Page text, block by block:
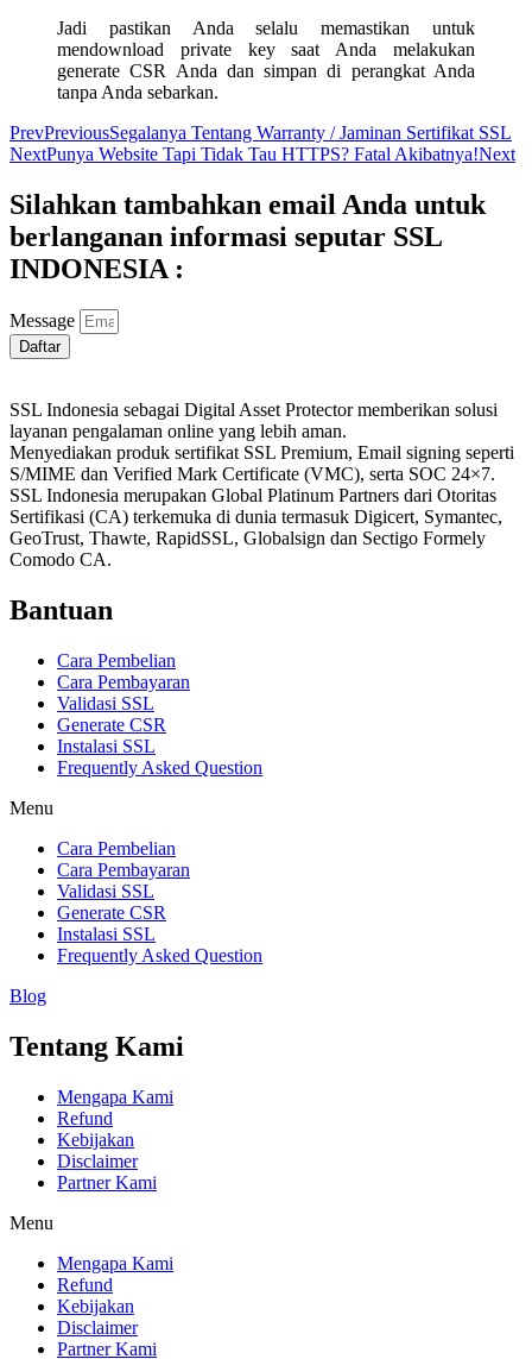
Jadi pastikan Anda selalu memastikan untuk
mendownload private key saat Anda melakukan
generate CSR Anda dan simpan di perangkat Anda
tanpa Anda sebarkan.
PrevPreviousSegalanya Tentang Warranty / Jaminan Sertifikat SSL
NextPunya Website Tapi Tidak Tau HTTPS? Fatal Akibatnya!Next
Silahkan tambahkan email Anda untuk
berlanganan informasi seputar SSL
INDONESIA :
Message
Daftar
SSL Indonesia sebagai Digital Asset Protector memberikan solusi
layanan pengalaman online yang lebih aman.
Menyediakan produk sertifikat SSL Premium, Email signing seperti
S/MIME dan Verified Mark Certificate (VMC), serta SOC 24×7.
SSL Indonesia merupakan Global Platinum Partners dari Otoritas
Sertifikasi (CA) terkemuka di dunia termasuk Digicert, Symantec,
GeoTrust, Thawte, RapidSSL, Globalsign dan Sectigo Formely
Comodo CA.
Bantuan
Cara Pembelian
Cara Pembayaran
Validasi SSL
Generate CSR
Instalasi SSL
Frequently Asked Question
Menu
Cara Pembelian
Cara Pembayaran
Validasi SSL
Generate CSR
Instalasi SSL
Frequently Asked Question
Blog
Tentang Kami
Mengapa Kami
Refund
Kebijakan
Disclaimer
Partner Kami
Menu
Mengapa Kami
Refund
Kebijakan
Disclaimer
Partner Kami